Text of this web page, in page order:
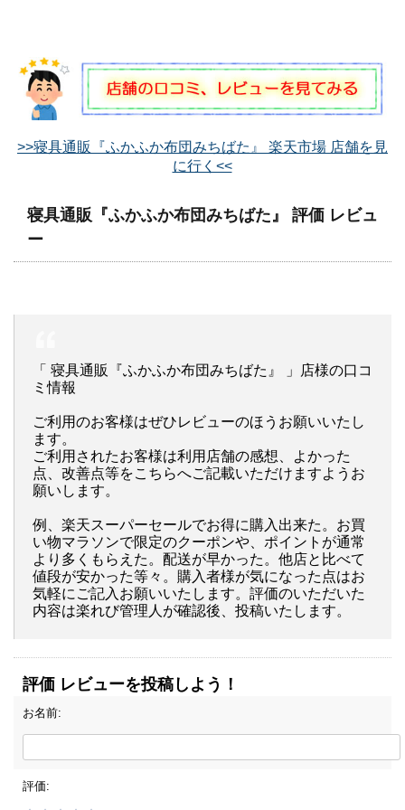
>>寝具通販『ふかふか布団みちばた』 楽天市場 店舗を見
に行く<<
寝具通販『ふかふか布団みちばた』 評価 レビュ
ー
「 寝具通販『ふかふか布団みちばた』 」店様の口コ
ミ情報
ご利用のお客様はぜひレビューのほうお願いいたし
ます。
ご利用されたお客様は利用店舗の感想、よかった
点、改善点等をこちらへご記載いただけますようお
願いします。
例、楽天スーパーセールでお得に購入出来た。お買
い物マラソンで限定のクーポンや、ポイントが通常
より多くもらえた。配送が早かった。他店と比べて
値段が安かった等々。購入者様が気になった点はお
気軽にご記入お願いいたします。評価のいただいた
内容は楽れび管理人が確認後、投稿いたします。
評価 レビューを投稿しよう！
お名前:
評価: